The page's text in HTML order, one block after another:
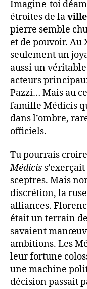
Imagine-toi
étroites de la
pierre semble
et de pouvoir. Au
seulement un
aussi un
acteurs
Pazzi… Mais au
famille Médicis
dans l’ombre,
officiels.
Tu pourrais
Médicis
sceptres. Mais
discrétion, la
alliances.
était un terrain
savaient
ambitions. Les
leur fortune
une machine
décision passait